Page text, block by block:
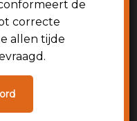
de
correcte
allen tijde